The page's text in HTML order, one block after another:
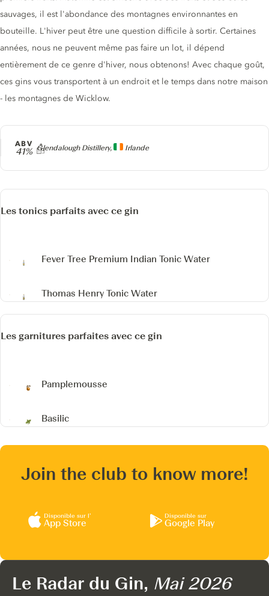
Producteur
Glendalough Distillery, Irlande
ABV
41%
sauvages, il est l'abondance des montagnes environnantes en
bouteille. L'hiver peut être une question difficile à sortir. Certaines
années, nous ne peuvent même pas faire un lot, il dépend
entièrement de ce genre d'hiver, nous obtenons! Avec chaque goût,
ces gins vous transportent à un endroit et le temps dans notre maison
- les montagnes de Wicklow.
Les tonics parfaits avec ce gin
Fever Tree Premium Indian Tonic Water
Thomas Henry Tonic Water
Les garnitures parfaites avec ce gin
Pamplemousse
Basilic
Join the club to know more!
Disponible sur l’
App Store
Disponible sur
Google Play
Le Radar du Gin, Mai 2026